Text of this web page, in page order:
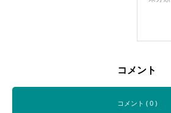
コメント
コメント ( 0 )